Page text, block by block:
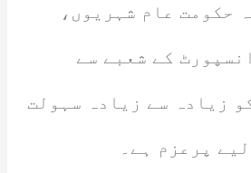
حکومت عام شہریوں،
کے شعبے سے
زیادہ سے زیادہ سہولت
پرعزم ہے۔